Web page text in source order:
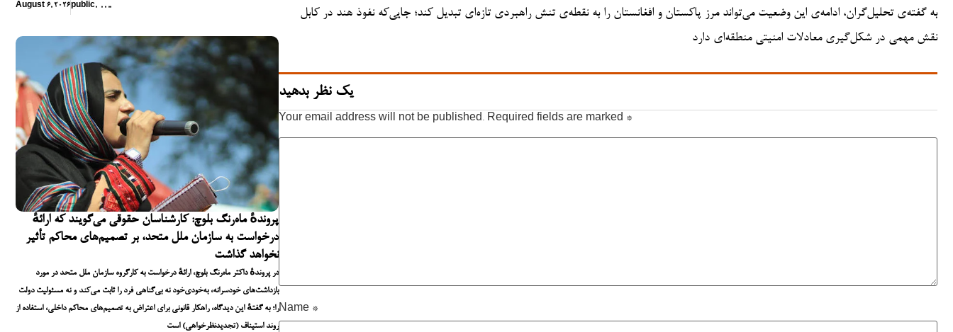
August 6, 2026 public, ,,,,
پروندهٔ ماه‌رنگ بلوچ: کارشناسان حقوقی می‌گویند که ارائهٔ
درخواست به سازمان ملل متحد، بر تصمیم‌های محاکم تأثیر
نخواهد گذاشت
در پروندهٔ داکتر ماه‌رنگ بلوچ، ارائهٔ درخواست به کارگروه سازمان ملل متحد در مورد
بازداشت‌های خودسرانه، به‌خودی‌خود نه بی‌گناهی فرد را ثابت می‌کند و نه مسئولیت دولت
را؛ به گفتهٔ این دیدگاه، راهکار قانونی برای اعتراض به تصمیم‌های محاکم داخلی، استفاده از
روند استیناف (تجدیدنظرخواهی) است
به گفته‌ی تحلیل‌گران، ادامه‌ی این وضعیت می‌تواند مرز پاکستان و افغانستان را به نقطه‌ی تنش راهبردی تازه‌ای تبدیل کند؛ جایی‌که نفوذ هند در کابل
نقش مهمی در شکل‌گیری معادلات امنیتی منطقه‌ای دارد
یک نظر بدهید
Your email address will not be published. Required fields are marked *
Name *